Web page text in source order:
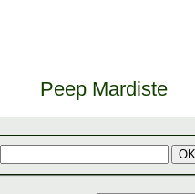
Peep Mardiste